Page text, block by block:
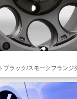
ブラック/スモークフランジ